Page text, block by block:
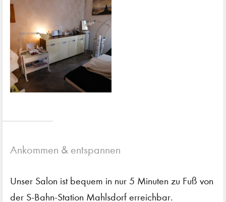
Ankommen & entspannen
Unser Salon ist bequem in nur 5 Minuten zu Fuß von
der S-Bahn-Station Mahlsdorf erreichbar.